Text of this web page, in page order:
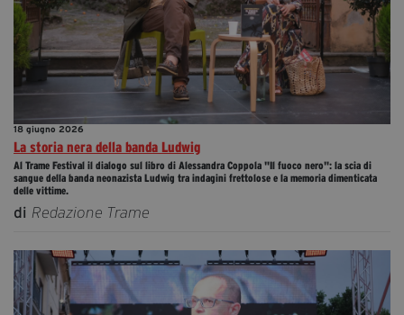
18 giugno 2026
La storia nera della banda Ludwig
Al Trame Festival il dialogo sul libro di Alessandra Coppola "Il fuoco nero": la scia di
sangue della banda neonazista Ludwig tra indagini frettolose e la memoria dimenticata
delle vittime.
di Redazione Trame